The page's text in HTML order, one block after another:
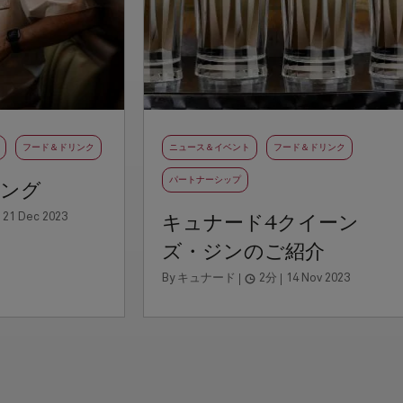
フード＆ドリンク
グ
21 Dec 2023
ニュース＆イベント フード＆ドリンク
パートナーシップ
キュナード4クイーン
ズ・ジンのご紹介
By キュナード 2分 14 Nov 2023